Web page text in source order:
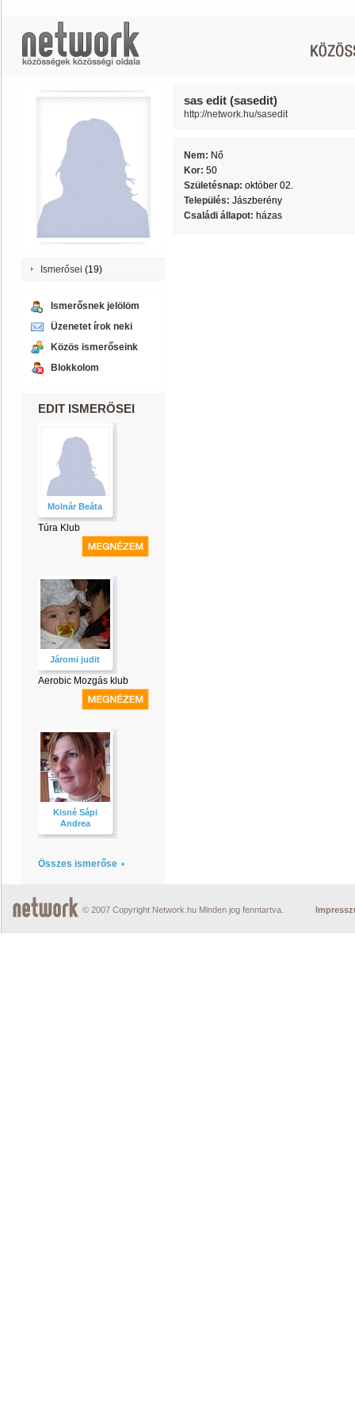
Ismerősei (19)
Ismerősnek jelölöm
Üzenetet írok neki
Közös ismerőseink
Blokkolom
EDIT ISMERŐSEI
Molnár Beáta
Túra Klub
Járomi judit
Aerobic Mozgás klub
Kisné Sápi
Andrea
Összes ismerőse
sas edit (sasedit)
http://network.hu/sasedit
Nem: Nő
Kor: 50
Születésnap: október 02.
Település: Jászberény
Családi állapot: házas
© 2007 Copyright Network.hu Minden jog fenntartva.